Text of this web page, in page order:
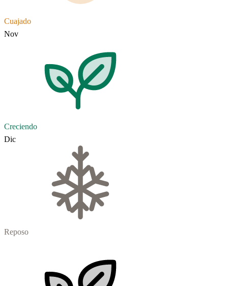
Cuajado
Nov
Creciendo
Dic
Reposo